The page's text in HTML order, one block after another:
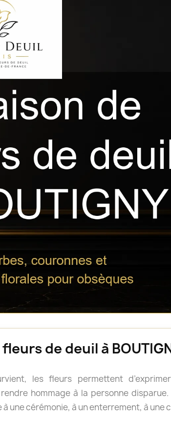
de deuil à
les fleurs permettent
hommage à la personne
une cérémonie, à un enterrement, à une